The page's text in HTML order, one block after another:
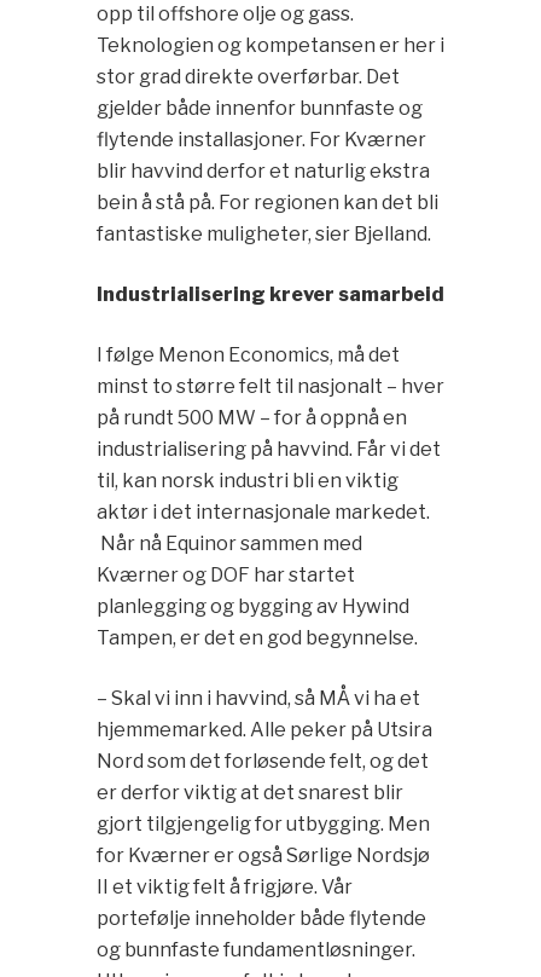
opp til offshore olje og gass.
Teknologien og kompetansen er her i
stor grad direkte overførbar. Det
gjelder både innenfor bunnfaste og
flytende installasjoner. For Kværner
blir havvind derfor et naturlig ekstra
bein å stå på. For regionen kan det bli
fantastiske muligheter, sier Bjelland.
Industrialisering krever samarbeid
I følge Menon Economics, må det
minst to større felt til nasjonalt – hver
på rundt 500 MW – for å oppnå en
industrialisering på havvind. Får vi det
til, kan norsk industri bli en viktig
aktør i det internasjonale markedet.
Når nå Equinor sammen med
Kværner og DOF har startet
planlegging og bygging av Hywind
Tampen, er det en god begynnelse.
– Skal vi inn i havvind, så MÅ vi ha et
hjemmemarked. Alle peker på Utsira
Nord som det forløsende felt, og det
er derfor viktig at det snarest blir
gjort tilgjengelig for utbygging. Men
for Kværner er også Sørlige Nordsjø
II et viktig felt å frigjøre. Vår
portefølje inneholder både flytende
og bunnfaste fundamentløsninger.